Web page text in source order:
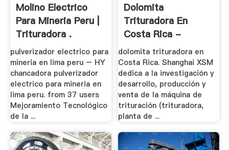
Molino Electrico
Para Mineria Peru |
Trituradora .
pulverizador electrico para
mineria en lima peru – HY
chancadora pulverizador
electrico para mineria en
lima peru. from 37 users
Mejoramiento Tecnológico
de la ...
Dolomita
Trituradora En
Costa Rica -
Trituradora .
dolomita trituradora en
Costa Rica. Shanghai XSM
dedica a la investigación y
desarrollo, producción y
venta de la máquina de
trituración (trituradora,
planta de ...